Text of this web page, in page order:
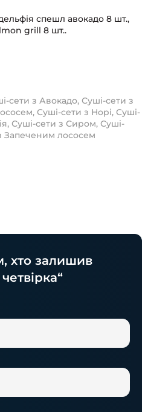
спешл авокадо 8 шт.,
grill 8 шт..
сети з Авокадо, Суші-сети з
, Суші-сети з Норі, Суші-
, Суші-сети з Сиром, Суші-
Запеченим лососем
хто залишив